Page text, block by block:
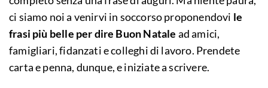
ci siamo noi a venirvi in soccorso proponendovi le
frasi più belle per dire Buon Natale ad amici,
famigliari, fidanzati e colleghi di lavoro. Prendete
carta e penna, dunque, e iniziate a scrivere.